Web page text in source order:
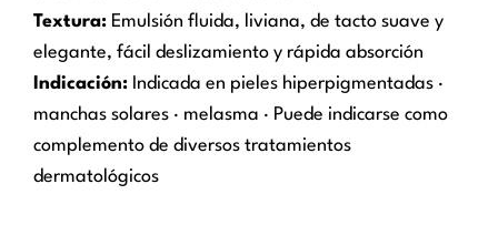
Textura: Emulsión fluida, liviana, de tacto suave y
elegante, fácil deslizamiento y rápida absorción
Indicación: Indicada en pieles hiperpigmentadas ·
manchas solares · melasma · Puede indicarse como
complemento de diversos tratamientos
dermatológicos